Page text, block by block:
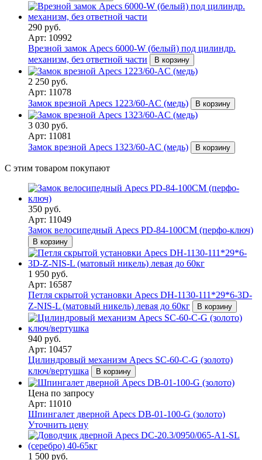
290 руб.
Арт: 10992
Врезной замок Apecs 6000-W (белый) под цилиндр.
механизм, без ответной части
В корзину
2 250 руб.
Арт: 11078
Замок врезной Apecs 1223/60-AC (медь)
В корзину
3 030 руб.
Арт: 11081
Замок врезной Apecs 1323/60-AC (медь)
В корзину
С этим товаром покупают
350 руб.
Арт: 11049
Замок велосипедный Apecs PD-84-100CM (перфо-ключ)
В корзину
1 950 руб.
Арт: 16587
Петля скрытой установки Apecs DH-1130-111*29*6-3D-
Z-NIS-L (матовый никель) левая до 60кг
В корзину
940 руб.
Арт: 10457
Цилиндровый механизм Apecs SC-60-C-G (золото)
ключ/вертушка
В корзину
Цена по запросу
Арт: 11010
Шпингалет дверной Apecs DB-01-100-G (золото)
Уточнить цену
1 500 руб.